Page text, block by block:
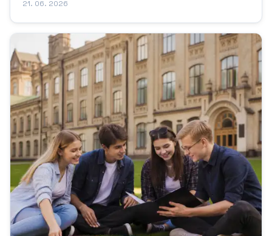
umožnil změnit své profesní zaměření a vstoupit do
21. 06. 2026